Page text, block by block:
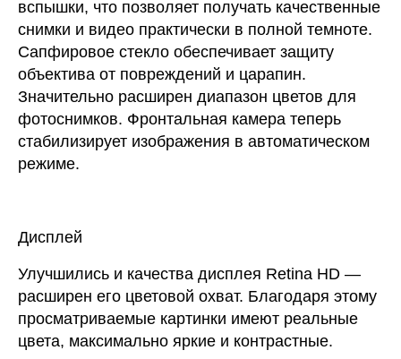
вспышки, что позволяет получать качественные
снимки и видео практически в полной темноте.
Сапфировое стекло обеспечивает защиту
объектива от повреждений и царапин.
Значительно расширен диапазон цветов для
фотоснимков. Фронтальная камера теперь
стабилизирует изображения в автоматическом
режиме.
Дисплей
Улучшились и качества дисплея Retina HD —
расширен его цветовой охват. Благодаря этому
просматриваемые картинки имеют реальные
цвета, максимально яркие и контрастные.